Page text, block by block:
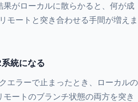
果がローカルに散らかると、何が成
モートと突き合わせる手間が増えま
統になる
エラーで止まったとき、ローカルの
ートのブランチ状態の両方を突き